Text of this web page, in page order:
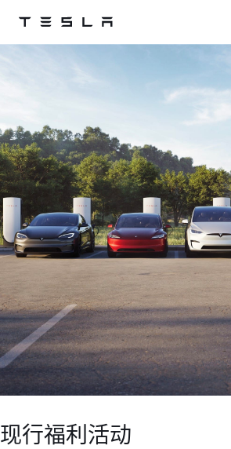
Tesla
Skip to main content
现行福利活动